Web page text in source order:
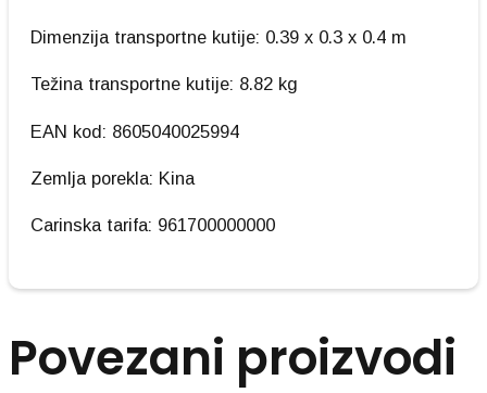
Dimenzija transportne kutije: 0.39 x 0.3 x 0.4 m
Težina transportne kutije: 8.82 kg
EAN kod: 8605040025994
Zemlja porekla: Kina
Carinska tarifa: 961700000000
Povezani proizvodi